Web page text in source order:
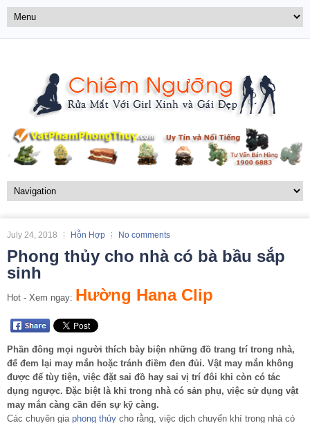
July 24, 2018 Hỗn Hợp No comments
Phong thủy cho nhà có bà bầu sắp
sinh
Hot - Xem ngay: Hường Hana Clip
Phần đông mọi người thích bày biện những đồ trang trí trong nhà,
để đem lại may mắn hoặc tránh điềm đen đủi. Vật may mắn không
được để tùy tiện, việc đặt sai đồ hay sai vị trí đôi khi còn có tác
dụng ngược. Đặc biệt là khi trong nhà có sản phụ, việc sử dụng vật
may mắn càng cần đến sự kỹ càng.
Các chuyên gia phong thủy cho rằng, việc dịch chuyển khí trong nhà có